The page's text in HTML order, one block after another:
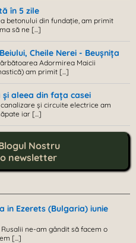
în 5 zile
betonului din fundație, am primit
să ne [...]
Cheile Nerei - Beușnița
Adormirea Maicii
am primit [...]
aleea din fața casei
și circuite electrice am
iar [...]
Nostru
newsletter
in Ezerets (Bulgaria) iunie
ne-am gândit să facem o
[...]